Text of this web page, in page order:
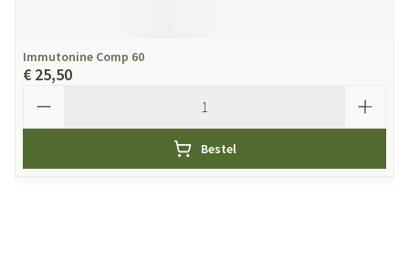
Immutonine Comp 60
€ 25,50
Bestel